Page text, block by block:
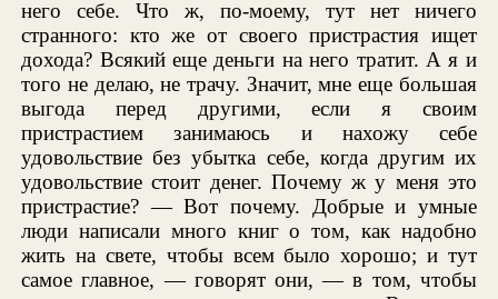
него себе. Что ж, по-моему, тут нет ничего
странного: кто же от своего пристрастия ищет
дохода? Всякий еще деньги на него тратит. А я и
того не делаю, не трачу. Значит, мне еще большая
выгода перед другими, если я своим
пристрастием занимаюсь и нахожу себе
удовольствие без убытка себе, когда другим их
удовольствие стоит денег. Почему ж у меня это
пристрастие? — Вот почему. Добрые и умные
люди написали много книг о том, как надобно
жить на свете, чтобы всем было хорошо; и тут
самое главное, — говорят они, — в том, чтобы